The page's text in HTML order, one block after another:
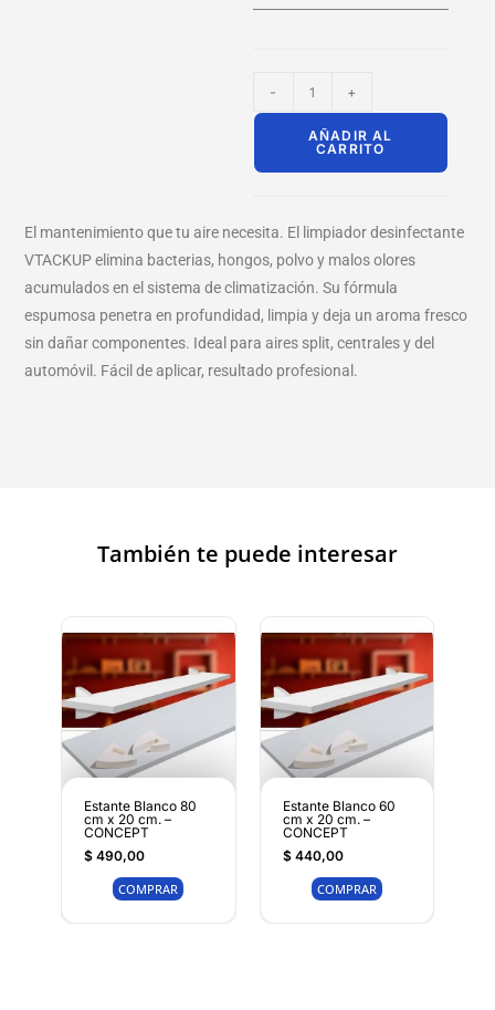
- +
AÑADIR AL
CARRITO
El mantenimiento que tu aire necesita. El limpiador desinfectante
VTACKUP elimina bacterias, hongos, polvo y malos olores
acumulados en el sistema de climatización. Su fórmula
espumosa penetra en profundidad, limpia y deja un aroma fresco
sin dañar componentes. Ideal para aires split, centrales y del
automóvil. Fácil de aplicar, resultado profesional.
También te puede interesar
Estante Blanco 80
cm x 20 cm. –
CONCEPT
$490,00
COMPRAR
Estante Blanco 60
cm x 20 cm. –
CONCEPT
$440,00
COMPRAR